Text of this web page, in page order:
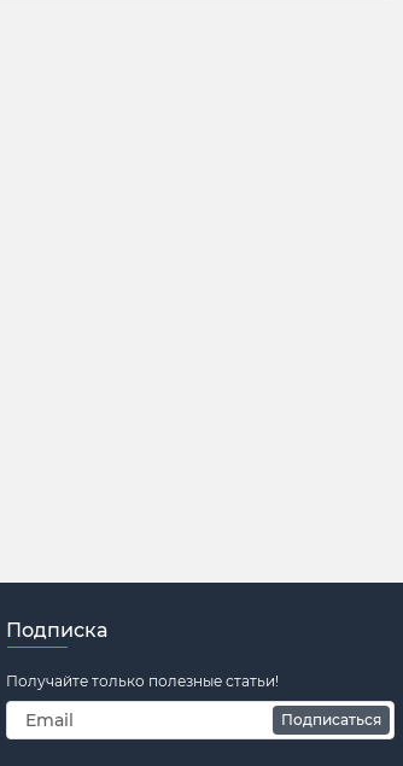
Подписка
Получайте только полезные статьи!
Подписаться